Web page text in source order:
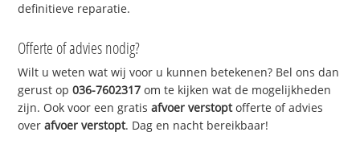
definitieve reparatie.
Offerte of advies nodig?
Wilt u weten wat wij voor u kunnen betekenen? Bel ons dan
gerust op036-7602317 om te kijken wat de mogelijkheden
zijn. Ook voor een gratisafvoer verstoptofferte of advies
overafvoer verstopt. Dag en nacht bereikbaar!